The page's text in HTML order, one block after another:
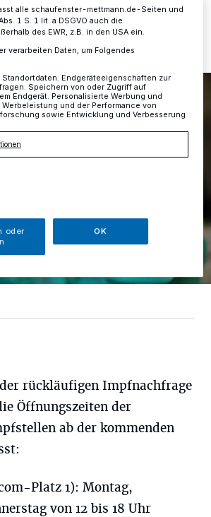
Uhr Eine Minute Lesezeit
rückläufigen Impfnachfrage
Öffnungszeiten der
ab der kommenden
Platz 1): Montag,
von 12 bis 18 Uhr
alle schaufenster-mettmann.de-Seiten und
1 S. 1 lit. a DSGVO auch die
des EWR, z.B. in den USA ein.
verarbeiten Daten, um Folgendes
Standortdaten. Endgeräteeigenschaften zur
Speichern von oder Zugriff auf
Endgerät. Personalisierte Werbung und
Werbeleistung und der Performance von
sowie Entwicklung und Verbesserung
oder
OK